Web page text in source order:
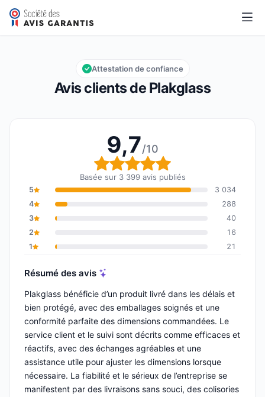
Plakglass
Note globale : 9,7 sur 10
9,7/10
Avis clients de Plakglass
Attestation de confiance
9,7/10
Note globale : 9,7 sur
Basée sur 3 399 avis publiés
5
3 034
4
288
3
40
2
16
1
21
Résumé des avis
Plakglass bénéficie d’un produit livré dans les délais et
bien protégé, avec des emballages soignés et une
conformité parfaite des dimensions commandées. Le
service client et le suivi sont décrits comme efficaces et
réactifs, avec des échanges agréables et une
assistance utile pour ajuster les dimensions lorsque
nécessaire. La fiabilité et le sérieux de l’entreprise se
manifestent par des livraisons sans souci, des colisories